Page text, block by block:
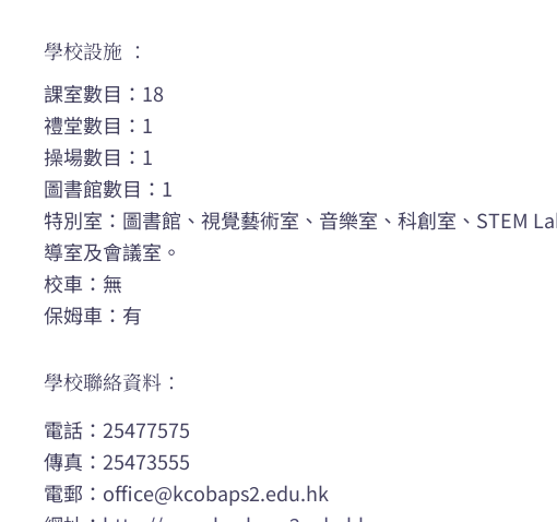
學校設施 ：
課室數目：18
禮堂數目：1
操場數目：1
圖書館數目：1
特別室：圖書館、視覺藝術室、音樂室、科創室、STEM
導室及會議室。
校車：無
保姆車：有
學校聯絡資料：
電話：25477575
傳真：25473555
電郵： office@kcobaps2.edu.hk